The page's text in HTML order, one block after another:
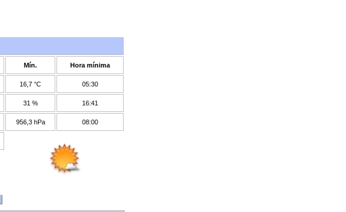
Mín. Hora mínima
16,7 °C 05:30
31 % 16:41
956,3 hPa 08:00